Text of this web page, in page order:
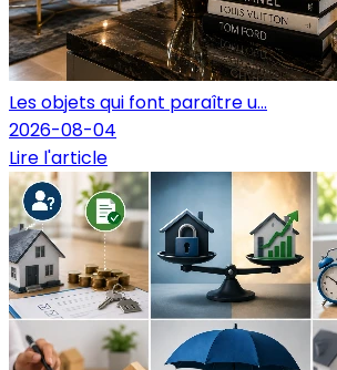
Les objets qui font paraître u...
2026-08-04
Lire l'article